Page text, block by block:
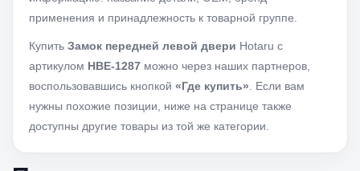
применения и принадлежность к товарной группе.
Купить Замок передней левой двери Hotaru с
артикулом HBE-1287 можно через наших партнеров,
воспользовавшись кнопкой «Где купить» . Если вам
нужны похожие позиции, ниже на странице также
доступны другие товары из той же категории.